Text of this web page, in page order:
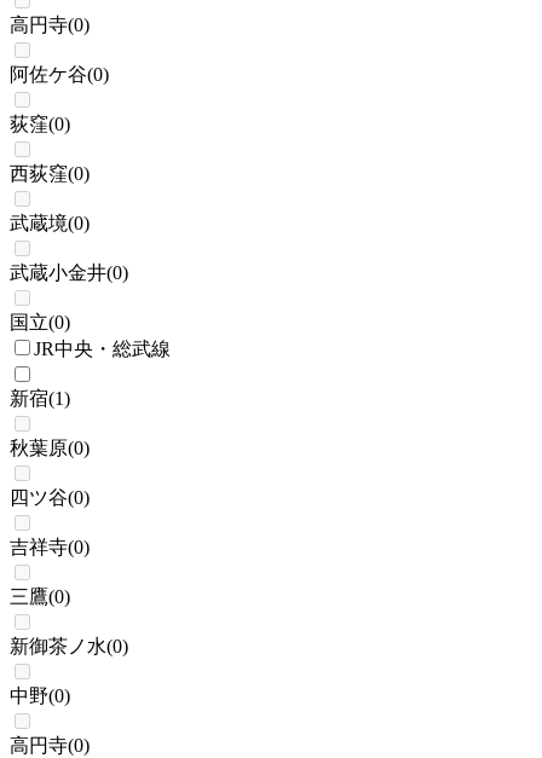
高円寺(0)
阿佐ケ谷(0)
荻窪(0)
西荻窪(0)
武蔵境(0)
武蔵小金井(0)
国立(0)
JR中央・総武線
新宿(1)
秋葉原(0)
四ツ谷(0)
吉祥寺(0)
三鷹(0)
新御茶ノ水(0)
中野(0)
高円寺(0)